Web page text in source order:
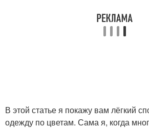
В этой статье я покажу вам лёгкий
одежду по цветам. Сама я, когда